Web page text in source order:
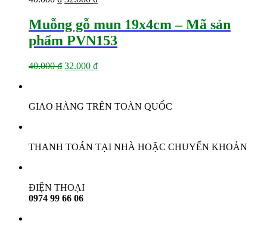
là:
40.000 ₫.là:
32.000 ₫.
Muỗng gỗ mun 19x4cm – Mã sản
phẩm PVN153
40.000₫ Giá
32.000 ₫Giá
32.000 ₫.
GIAO HÀNG TRÊN TOÀN QUỐC
THANH TOÁN TẠI NHÀ HOẶC CHUYỂN KHOẢN
ĐIỆN THOẠI
0974 99 66 06